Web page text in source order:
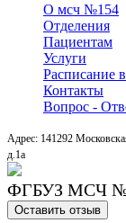
О мсч №154
Отделения
Пациентам
Услуги
Расписание
Контакты
Вопрос -
Адрес: 141292
д.1a
ФГБУЗ МСЧ
Оставить отзыв